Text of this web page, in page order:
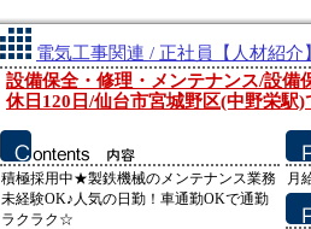
電気工事関連 / 正社員【人材紹介】
設備保全・修理・メンテナンス/設備
休日120日/仙台市宮城野区(中野栄駅
積極採用中★製鉄機械のメンテナンス業務
未経験OK♪人気の日勤！車通勤OKで通勤
ラクラク☆
月